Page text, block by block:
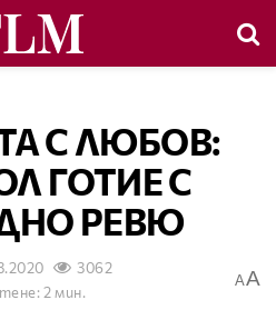
С ЛЮБОВ:
ГОТИЕ С
РЕВЮ
3062
2 мин.
AA